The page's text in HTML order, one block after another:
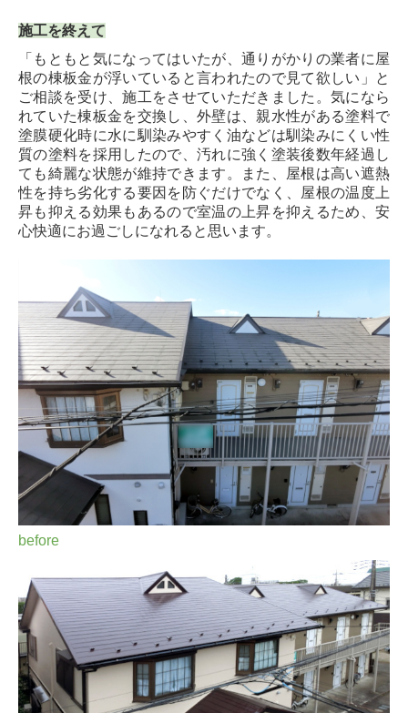
施工を終えて
「もともと気になってはいたが、通りがかりの業者に屋
根の棟板金が浮いていると言われたので見て欲しい」と
ご相談を受け、施工をさせていただきました。気になら
れていた棟板金を交換し、外壁は、親水性がある塗料で
塗膜硬化時に水に馴染みやすく油などは馴染みにくい性
質の塗料を採用したので、汚れに強く塗装後数年経過し
ても綺麗な状態が維持できます。また、屋根は高い遮熱
性を持ち劣化する要因を防ぐだけでなく、屋根の温度上
昇も抑える効果もあるので室温の上昇を抑えるため、安
心快適にお過ごしになれると思います。
before